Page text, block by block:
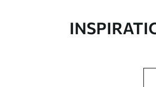
Studio de design Uwalls
Imprimé sur commande et livré en rouleaux